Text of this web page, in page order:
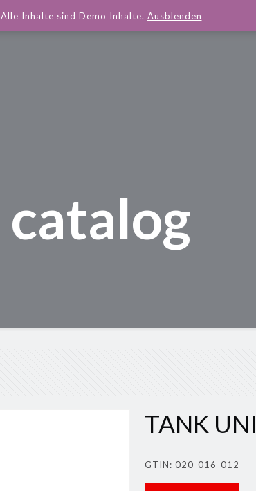
catalog
TANK
GTIN: 020-016-012
Alle Inhalte sind Demo Inhalte. Ausblenden